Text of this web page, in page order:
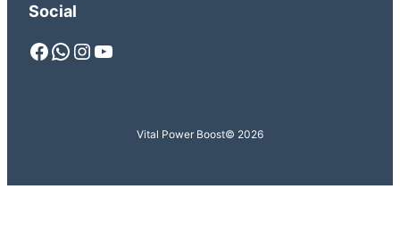
Social
Facebook WhatsApp Instagram YouTube
Vital Power Boost© 2026